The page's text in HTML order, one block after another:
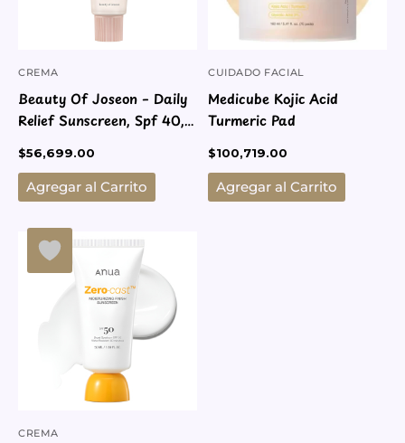
CREMA
Beauty Of Joseon – Daily
Relief Sunscreen, Spf 40,
$56,699.00
Agregar al Carrito
CUIDADO FACIAL
Medicube Kojic Acid
Turmeric Pad
$100,719.00
Agregar al Carrito
CREMA